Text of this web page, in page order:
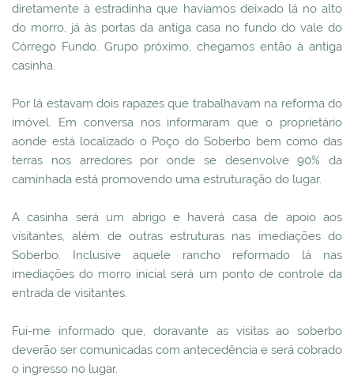
diretamente à estradinha que havíamos deixado lá no alto
do morro, já às portas da antiga casa no fundo do vale do
Córrego Fundo. Grupo próximo, chegamos então à antiga
casinha.
Por lá estavam dois rapazes que trabalhavam na reforma do
imóvel. Em conversa nos informaram que o proprietário
aonde está localizado o Poço do Soberbo bem como das
terras nos arredores por onde se desenvolve 90% da
caminhada está promovendo uma estruturação do lugar.
A casinha será um abrigo e haverá casa de apoio aos
visitantes, além de outras estruturas nas imediações do
Soberbo. Inclusive aquele rancho reformado lá nas
imediações do morro inicial será um ponto de controle da
entrada de visitantes.
Fui-me informado que, doravante as visitas ao soberbo
deverão ser comunicadas com antecedência e será cobrado
o ingresso no lugar.